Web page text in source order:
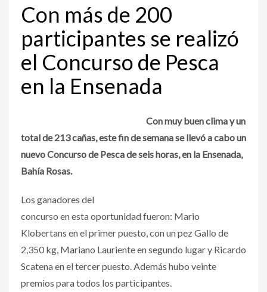
Con más de 200
participantes se realizó
el Concurso de Pesca
en la Ensenada
Con muy buen clima y un
total de 213 cañas, este fin de semana se llevó a cabo un
nuevo Concurso de Pesca de seis horas, en la Ensenada,
Bahía Rosas.
Los ganadores del
concurso en esta oportunidad fueron: Mario
Klobertans en el primer puesto, con un pez Gallo de
2,350 kg, Mariano Lauriente en segundo lugar y Ricardo
Scatena en el tercer puesto. Además hubo veinte
premios para todos los participantes.